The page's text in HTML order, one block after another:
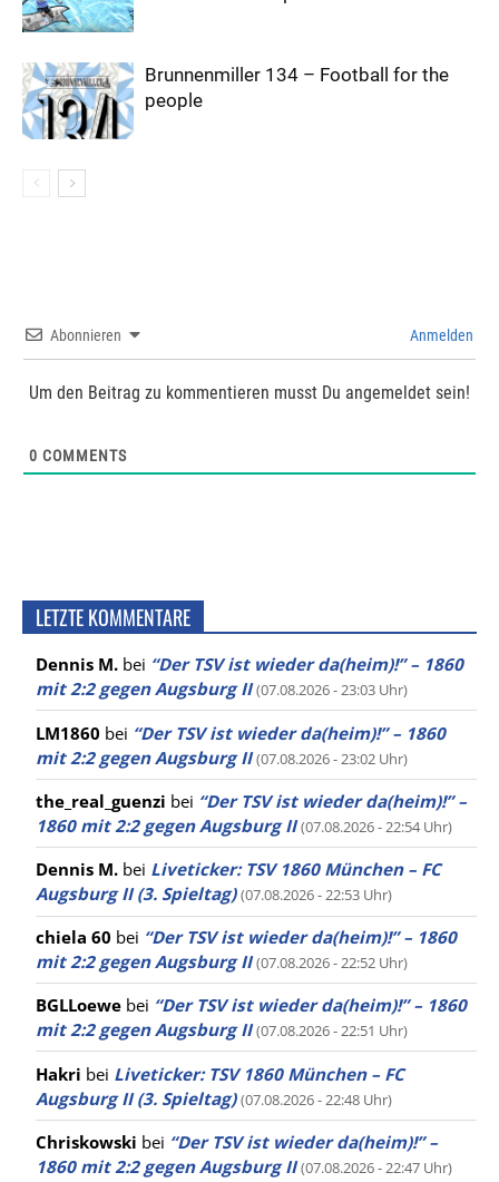
Brunnenmiller 134 – Football for the
people
Abonnieren Anmelden
Um den Beitrag zu kommentieren musst Du angemeldet sein!
0 COMMENTS
LETZTE KOMMENTARE
Dennis M. bei “Der TSV ist wieder da(heim)!” – 1860
mit 2:2 gegen Augsburg II (07.08.2026 - 23:03 Uhr)
LM1860 bei “Der TSV ist wieder da(heim)!” – 1860
mit 2:2 gegen Augsburg II (07.08.2026 - 23:02 Uhr)
the_real_guenzi bei “Der TSV ist wieder da(heim)!” –
1860 mit 2:2 gegen Augsburg II (07.08.2026 - 22:54 Uhr)
Dennis M. bei Liveticker: TSV 1860 München – FC
Augsburg II (3. Spieltag) (07.08.2026 - 22:53 Uhr)
chiela 60 bei “Der TSV ist wieder da(heim)!” – 1860
mit 2:2 gegen Augsburg II (07.08.2026 - 22:52 Uhr)
BGLLoewe bei “Der TSV ist wieder da(heim)!” – 1860
mit 2:2 gegen Augsburg II (07.08.2026 - 22:51 Uhr)
Hakri bei Liveticker: TSV 1860 München – FC
Augsburg II (3. Spieltag) (07.08.2026 - 22:48 Uhr)
Chriskowski bei “Der TSV ist wieder da(heim)!” –
1860 mit 2:2 gegen Augsburg II (07.08.2026 - 22:47 Uhr)